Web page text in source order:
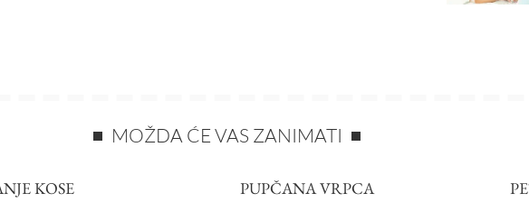
MOŽDA ĆE VAS ZANIMATI
KOSE PUPČANA VRPCA